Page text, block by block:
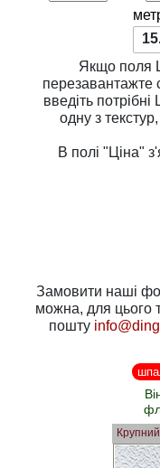
Якщо поля
перезавантажте сторінку. Для
введіть потрібні
одну з текстур, на якій Ви хочете надрукувати
В полі"Ціна"
Замовити наші
можна, для цього треба написати нам на електронну
пошту